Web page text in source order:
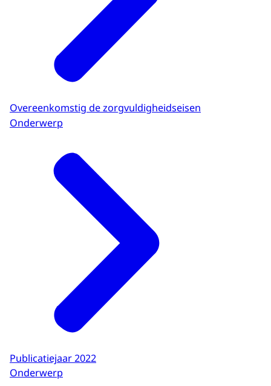
Overeenkomstig de zorgvuldigheidseisen
Onderwerp
Publicatiejaar 2022
Onderwerp